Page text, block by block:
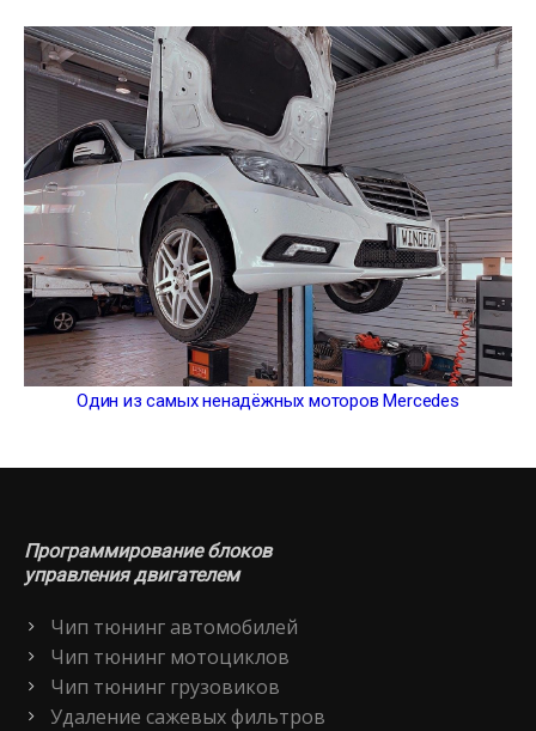
Один из самых ненадёжных моторов Mercedes
Программирование блоков
управления двигателем
Чип тюнинг автомобилей
Чип тюнинг мотоциклов
Чип тюнинг грузовиков
Удаление сажевых фильтров